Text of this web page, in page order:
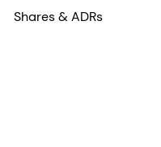
Shares & ADRs